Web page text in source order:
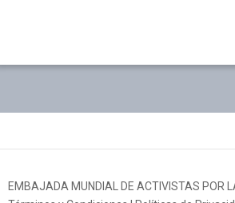
EMBAJADA MUNDIAL DE ACTIVISTAS POR